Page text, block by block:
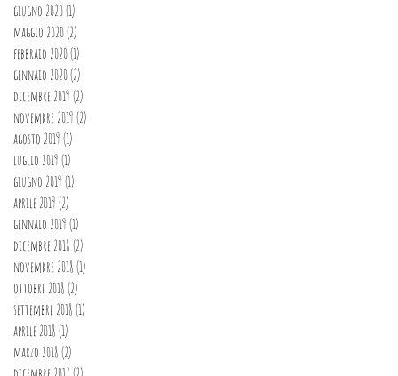
giugno 2020(1)
maggio 2020(2)
febbraio 2020(1)
gennaio 2020(2)
dicembre 2019 (2)
novembre 2019 (2)
agosto 2019 (1)
luglio 2019 (1)
giugno 2019 (1)
aprile 2019 (2)
gennaio 2019 (1)
dicembre 2018 (2)
novembre 2018 (1)
ottobre 2018 (2)
settembre 2018 (1)
aprile 2018 (1)
marzo 2018 (2)